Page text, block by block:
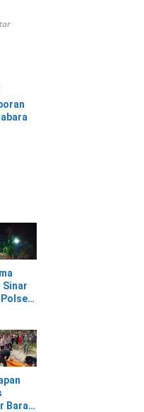
Sinar
Barat